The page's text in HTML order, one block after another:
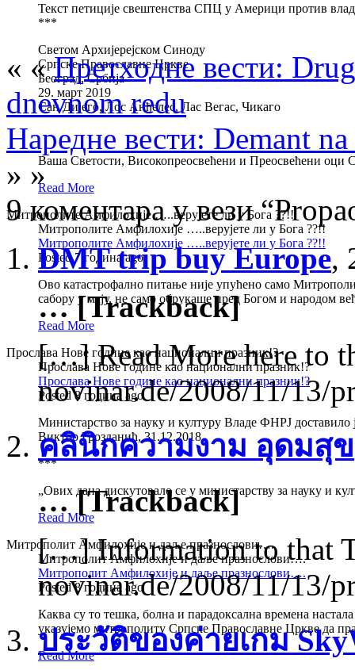
Текст петиције свештенства СПЦ у Америци против
***
Светом Архијерејском Синоду
Српске Православне Цркве
Београд, Србија
29. март 2019
Сан Дијего, Лос Анђелес, Лас Вегас, Чикаго
Вашa Светости, Високопреосвећени и Преосвећени оци
Read More
Митрополите Амфилохије …..верујете ли у Бога ??!!
Митрополите Амфилохије …..верујете ли у Бога ??!!
Митрополите Амфилохије …..верујете ли у Бога ??!!
Posted 7 година ago
Ово катастрофално питање није упућено само
сабору у мају, не само обрукаше пред Богом и народом
Read More
Прослава Нове године као национални празник!?
Прослава Нове године као национални празник!?
Прослава Нове године као национални празник!?
Posted 8 година ago
Министарство за науку и културу Владе ФНРЈ доставило
Виктор Грозданић, 31.12.2018
***
„Ових дана дискутовало се у министарству за науку и
Read More
Митрополит Амфилохије и даље празнослови….
Митрополит Амфилохије и даље празнослови….
Митрополит Амфилохије и даље празнослови….
Posted 8 година ago
Каква су то тешка, болна и парадоксална времена
указујемо митрополиту Српске Православне Цркве да
Read More
« «Претходне вести:
dnevnom redu
Наредне вести: Demant
» »
9 коментара у вези
DMT trip buy Europe,
… [Trackback]
[…] Read More here to
novinar.de/2008/11/
คลินิกความงาม อุดมสุข
… [Trackback]
[…] Information to that
novinar.de/2008/11/
ประวัติของค่ายเกม